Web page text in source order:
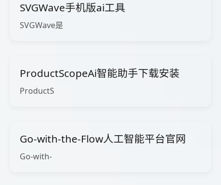
SVGWave手机版ai工具
SVGWave是
ProductScopeAi智能助手下载安装
ProductS
Go-with-the-Flow人工智能平台官网
Go-with-